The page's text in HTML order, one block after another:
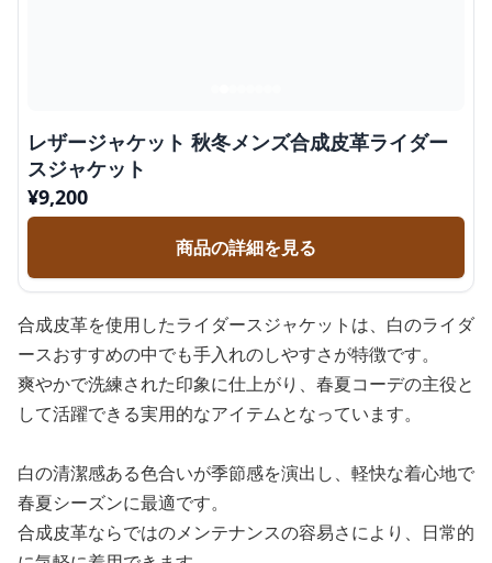
レザージャケット 秋冬メンズ合成皮革ライダー
スジャケット
¥9,200
商品の詳細を見る
合成皮革を使用したライダースジャケットは、白のライダ
ースおすすめの中でも手入れのしやすさが特徴です。
爽やかで洗練された印象に仕上がり、春夏コーデの主役と
して活躍できる実用的なアイテムとなっています。
白の清潔感ある色合いが季節感を演出し、軽快な着心地で
春夏シーズンに最適です。
合成皮革ならではのメンテナンスの容易さにより、日常的